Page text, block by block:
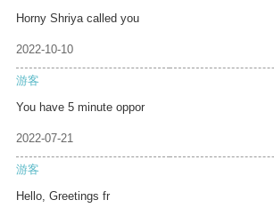
Horny Shriya called you
2022-10-10
游客
You have 5 minute oppor
2022-07-21
游客
Hello, Greetings fr